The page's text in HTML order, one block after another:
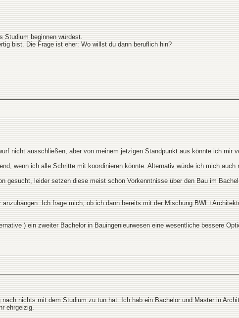
Studium beginnen würdest.
bist. Die Frage ist eher: Wo willst du dann beruflich hin?
nicht ausschließen, aber von meinem jetzigen Standpunkt aus könnte ich mir
wenn ich alle Schritte mit koordinieren könnte. Alternativ würde ich mich
gesucht, leider setzen diese meist schon Vorkenntnisse über den Bau im
Ich frage mich, ob ich dann bereits mit der Mischung
) ein zweiter Bachelor in Bauingenieurwesen eine wesentliche bessere
nichts mit dem Studium zu tun hat. Ich hab ein Bachelor und Master in
ehrgeizig.